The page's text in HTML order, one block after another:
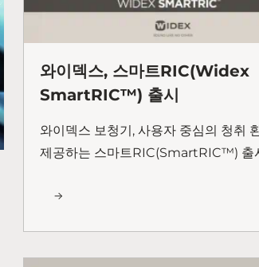
와이덱스, 스마트RIC(Widex
SmartRIC™) 출시
와이덱스 보청기, 사용자 중심의 청취
제공하는 스마트RIC(SmartRIC™) 출